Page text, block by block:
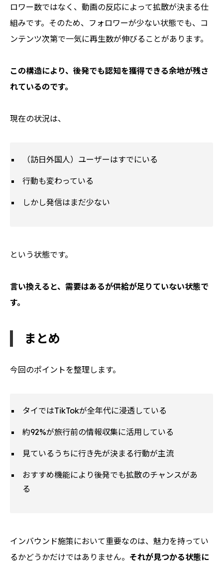
ロワー数ではなく、動画の反応によって拡散が決まる仕
組みです。そのため、フォロワーが少ない状態でも、コ
ンテンツ次第で一気に再生数が伸びることがあります。
この構造により、後発でも認知を獲得できる余地が残さ
れているのです。
現在の状況は、
（訪日外国人）ユーザーはすでにいる
行動も変わっている
しかし発信はまだ少ない
という状態です。
言い換えると、需要はあるが供給が足りていない状態で
す。
まとめ
今回のポイントを整理します。
タイではTikTokが全年代に浸透している
約92%が旅行前の情報収集に活用している
見ているうちに行き先が決まる行動が主流
おすすめ機能により後発でも拡散のチャンスがあ
る
インバウンド施策において重要なのは、魅力を持ってい
るかどうかだけではありません。 それが見つかる状態に